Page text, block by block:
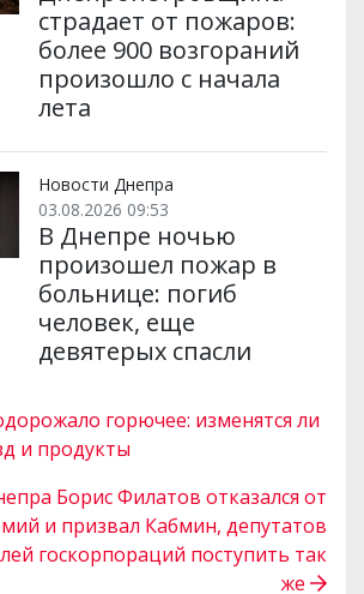
страдает от пожаров:
более 900 возгораний
произошло с начала
лета
Новости Днепра
03.08.2026 09:53
В Днепре ночью
произошел пожар в
больнице: погиб
человек, еще
девятерых спасли
горючее: изменятся ли
и продукты
Борис Филатов отказался от
и призвал Кабмин, депутатов
госкорпораций поступить так
же